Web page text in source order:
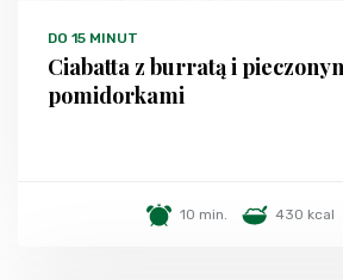
DO 15 MINUT
Ciabatta z burratą i
pomidorkami
10 min. 430 kcal